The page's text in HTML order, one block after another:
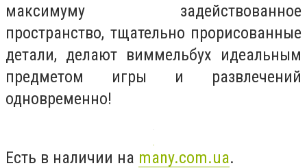
максимуму задействованное
пространство, тщательно прорисованные
детали, делают виммельбух идеальным
предметом игры и развлечений
одновременно!
Есть в наличии на many.com.ua.